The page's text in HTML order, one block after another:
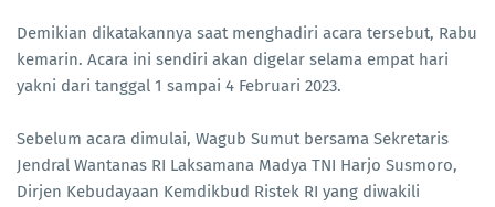
Demikian dikatakannya saat menghadiri acara tersebut, Rabu
kemarin. Acara ini sendiri akan digelar selama empat hari
yakni dari tanggal 1 sampai 4 Februari 2023.
Sebelum acara dimulai, Wagub Sumut bersama Sekretaris
Jendral Wantanas RI Laksamana Madya TNI Harjo Susmoro,
Dirjen Kebudayaan Kemdikbud Ristek RI yang diwakili